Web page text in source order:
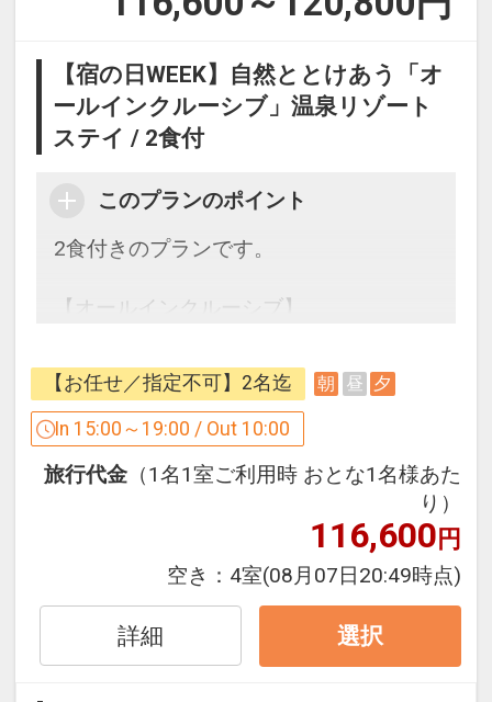
【宿の日WEEK】自然ととけあう「オ
ールインクルーシブ」温泉リゾート
ステイ / 2食付
このプランのポイント
2食付きのプランです。
【オールインクルーシブ】
でご利用いただけます。
ヒー、ソフトドリンク 提供
■夕食のご案内
【ＴＲＥＥ ＳＩＤＥ ＢＵＦＦＥＴ】
地場産食材を使用したメニューを中心
に、
【お任せ／指定不可】2名迄 朝 昼 夕
In 15:00～19:00 / Out 10:00
旅行代金 （1名1室ご利用時 おとな1名様あた
り）
116,600円
空き： 4室(08月07日20:49時点)
詳細 選択